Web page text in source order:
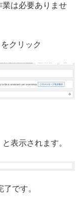
は必要ありませ
をクリック
表示されます。
です。